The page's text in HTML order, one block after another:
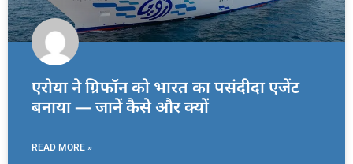
एरोया ने ग्रिफॉन को भारत का पसंदीदा एजेंट
बनाया — जानें कैसे और क्यों
READ MORE »